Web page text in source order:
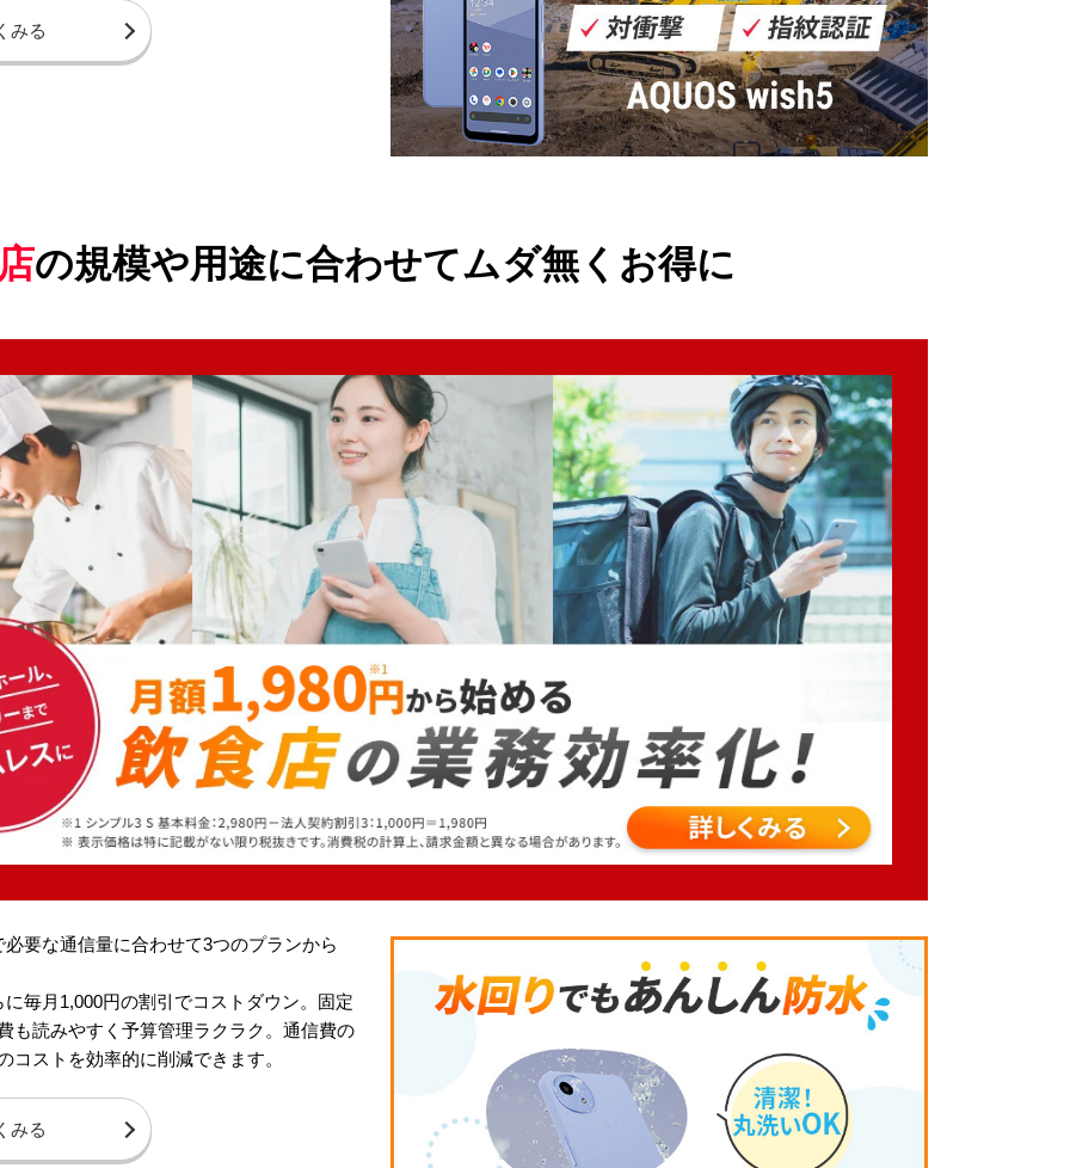
みる
の規模や用途に合わせてムダ無くお得に
要な通信量に合わせて3つのプランから
毎月1,000円の割引でコストダウン。固定
も読みやすく予算管理ラクラク。通信費の
コストを効率的に削減できます。
みる